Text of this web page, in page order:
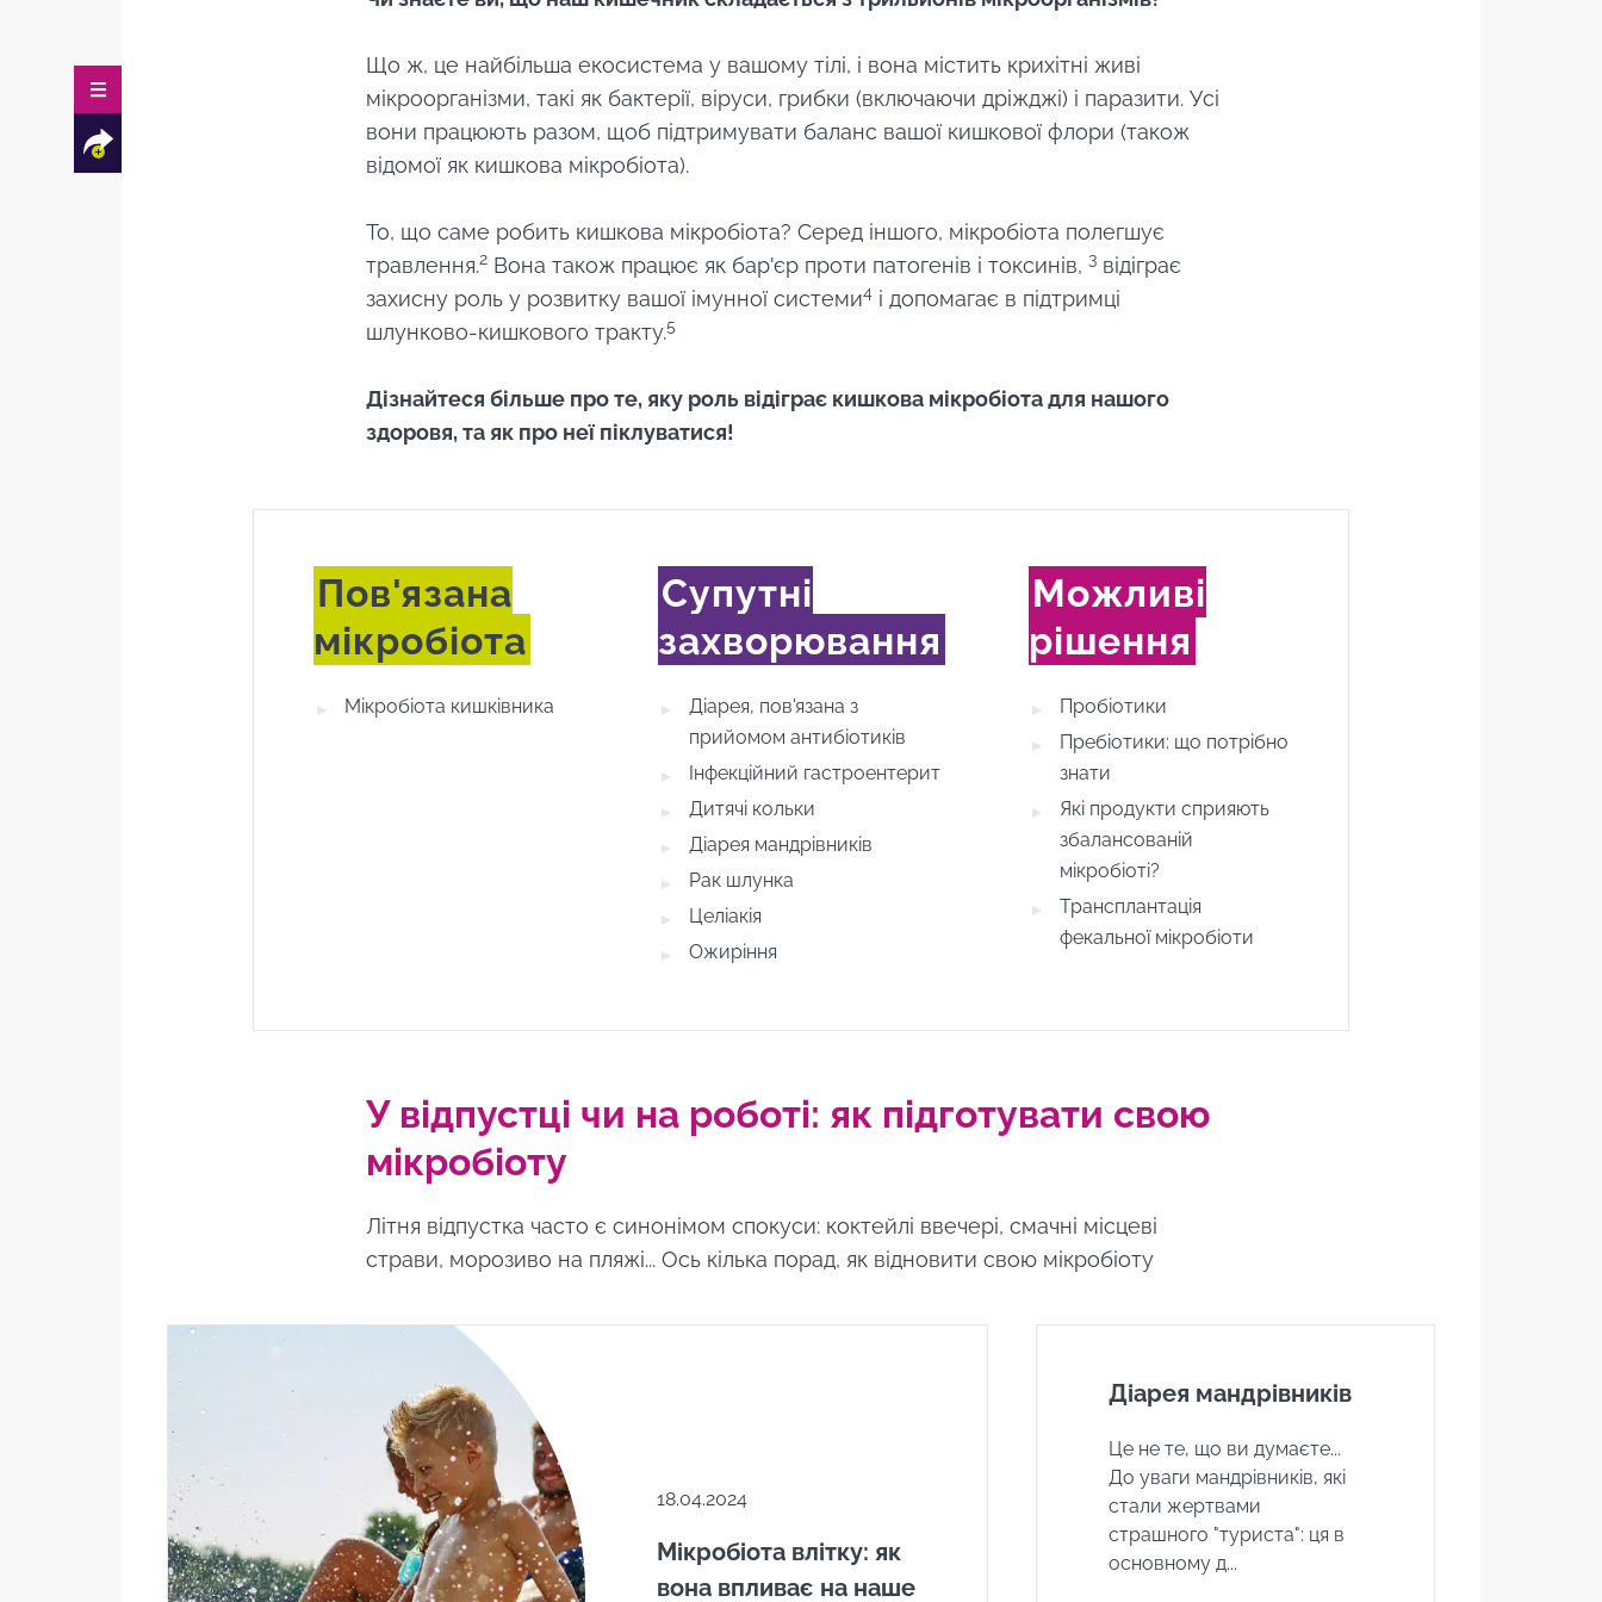
Що ж, це найбільша екосистема у вашому тілі, і вона містить крихітні живі
мікроорганізми, такі як бактерії, віруси, грибки (включаючи дріжджі) і паразити. Усі
вони працюють разом, щоб підтримувати баланс вашої кишкової флори (також
відомої як кишкова мікробіота).
То, що саме робить кишкова мікробіота? Серед іншого, мікробіота полегшує
травлення.2 Вона також працює як бар'єр проти патогенів і токсинів, 3 відіграє
захисну роль у розвитку вашої імунної системи4 і допомагає в підтримці
шлунково-кишкового тракту.5
Дізнайтеся більше про те, яку роль відіграє кишкова мікробіота для нашого
здоровя, та як про неї піклуватися!
Пов'язана
мікробіота
Мікробіота кишківника
Супутні
захворювання
Діарея, пов'язана з
прийомом антибіотиків
Інфекційний гастроентерит
Дитячі кольки
Діарея мандрівників
Рак шлунка
Целіакія
Ожиріння
Можливі
рішення
Пробіотики
Пребіотики: що потрібно
знати
Які продукти сприяють
збалансованій
мікробіоті?
Трансплантація
фекальної мікробіоти
У відпустці чи на роботі: як підготувати свою
мікробіоту
Літня відпустка часто є синонімом спокуси: коктейлі ввечері, смачні місцеві
страви, морозиво на пляжі... Ось кілька порад, як відновити свою мікробіоту
18.04.2024
Мікробіота влітку: як
вона впливає на наше
Діарея мандрівників
Це не те, що ви думаєте...
До уваги мандрівників, які
стали жертвами
страшного "туриста": ця в
основному д...